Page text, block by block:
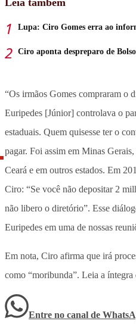
Lupa: Ciro Gomes erra ao
Ciro aponta despreparo de
“Os irmãos Gomes compraram o
Euripedes [Júnior] controlava o
estaduais. Quem quisesse ter o
pagar. Foi assim em Minas
Ceará e em outros estados. Em
Ciro: “Se você não depositar 2
não libero o diretório”. Esse
Euripedes em uma de nossas
Em nota, Ciro afirma que irá
como “moribunda”. Leia a
Entre no canal de